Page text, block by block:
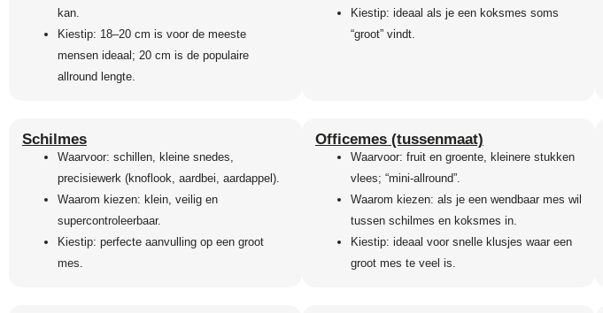
kan.
Kiestip: 18–20 cm is voor de meeste
mensen ideaal; 20 cm is de populaire
allround lengte.
Kiestip: ideaal als je een koksmes soms
“groot” vindt.
Schilmes
Waarvoor: schillen, kleine snedes,
precisiewerk (knoflook, aardbei, aardappel).
Waarom kiezen: klein, veilig en
supercontroleerbaar.
Kiestip: perfecte aanvulling op een groot
mes.
Officemes (tussenmaat)
Waarvoor: fruit en groente, kleinere stukken
vlees; “mini-allround”.
Waarom kiezen: als je een wendbaar mes wil
tussen schilmes en koksmes in.
Kiestip: ideaal voor snelle klusjes waar een
groot mes te veel is.